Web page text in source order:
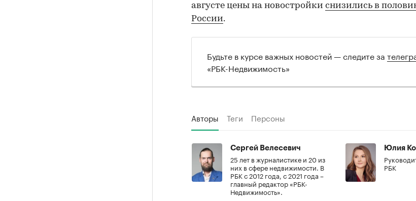
августе цены на новостройки снизились в
России.
Будьте в курсе важных новостей — следите за
«РБК-Недвижимость»
Авторы Теги Персоны
Сергей Велесевич
25 лет в журналистике и 20 из
них в сфере недвижимости. В
РБК с 2012 года, с 2021 года –
главный редактор «РБК-
Недвижимость».
Юлия
РБК